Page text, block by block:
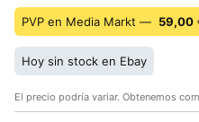
PVP en Media Markt — 59,00
Hoy sin stock en Ebay
El precio podría variar. Obtenemos